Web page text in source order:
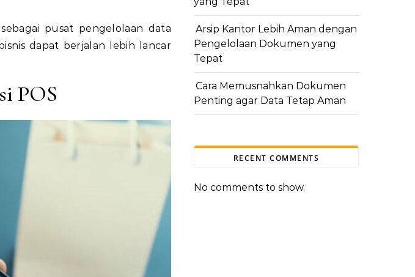
pusat pengelolaan data
dapat berjalan lebih lancar
POS
Arsip Kantor Lebih Aman dengan
Pengelolaan Dokumen yang
Tepat
Cara Memusnahkan Dokumen
Penting agar Data Tetap Aman
RECENT COMMENTS
No comments to show.